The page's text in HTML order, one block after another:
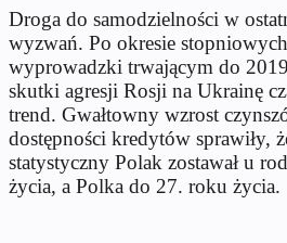
Droga do samodzielności w
wyzwań. Po okresie
wyprowadzki trwającym do
skutki agresji Rosji na Ukrainę
trend. Gwałtowny wzrost
dostępności kredytów sprawiły,
statystyczny Polak zostawał u
życia, a Polka do 27. roku życia.